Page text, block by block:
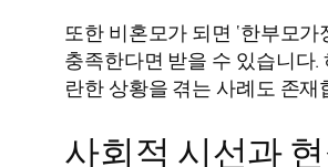
또한 비혼모가 되면 ‘한부모
충족한다면 받을 수 있습니다
란한 상황을 겪는 사례도 존재
사회적 시선과